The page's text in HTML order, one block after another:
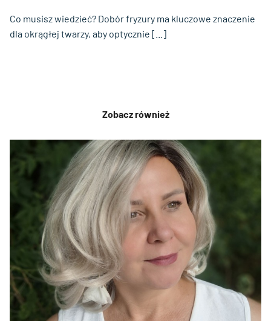
Co musisz wiedzieć? Dobór fryzury ma kluczowe znaczenie
dla okrągłej twarzy, aby optycznie [...]
Zobacz również